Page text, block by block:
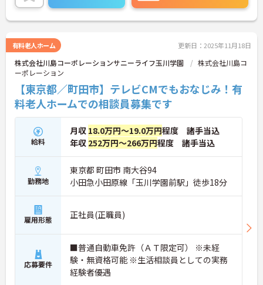
有料老人ホーム 更新日：2025年11月18日
株式会社川島コーポレーションサニーライフ玉川学園
株式会社川島コ
ーポレーション
【東京都／町田市】テレビCMでもおなじみ！有
料老人ホームでの相談員募集です
給料
月収 18.0万円～19.0万円程度 諸手当込
年収 252万円～266万円程度 諸手当込
勤務地
東京都 町田市 南大谷94
小田急小田原線「玉川学園前駅」徒歩18分
雇用形態 正社員(正職員)
応募要件
■普通自動車免許（ＡＴ限定可） ※未経
験・無資格可能 ※生活相談員としての実務
経験者優遇